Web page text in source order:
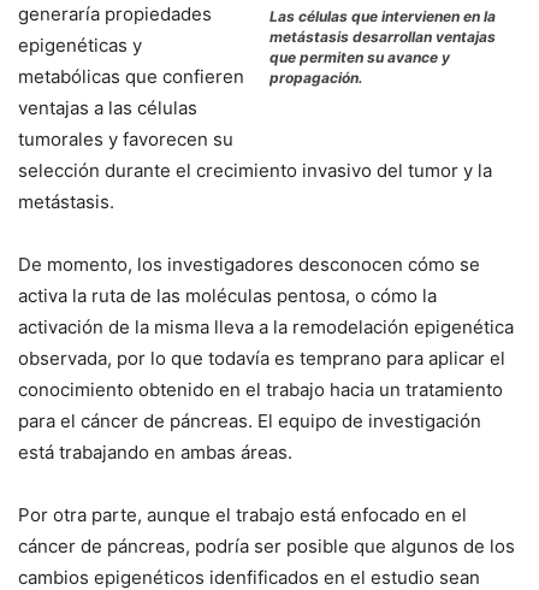
Las células que intervienen en la
metástasis desarrollan ventajas
que permiten su avance y
propagación.
generaría propiedades
epigenéticas y
metabólicas que confieren
ventajas a las células
tumorales y favorecen su
selección durante el crecimiento invasivo del tumor y la
metástasis.
De momento, los investigadores desconocen cómo se
activa la ruta de las moléculas pentosa, o cómo la
activación de la misma lleva a la remodelación epigenética
observada, por lo que todavía es temprano para aplicar el
conocimiento obtenido en el trabajo hacia un tratamiento
para el cáncer de páncreas. El equipo de investigación
está trabajando en ambas áreas.
Por otra parte, aunque el trabajo está enfocado en el
cáncer de páncreas, podría ser posible que algunos de los
cambios epigenéticos idenfificados en el estudio sean